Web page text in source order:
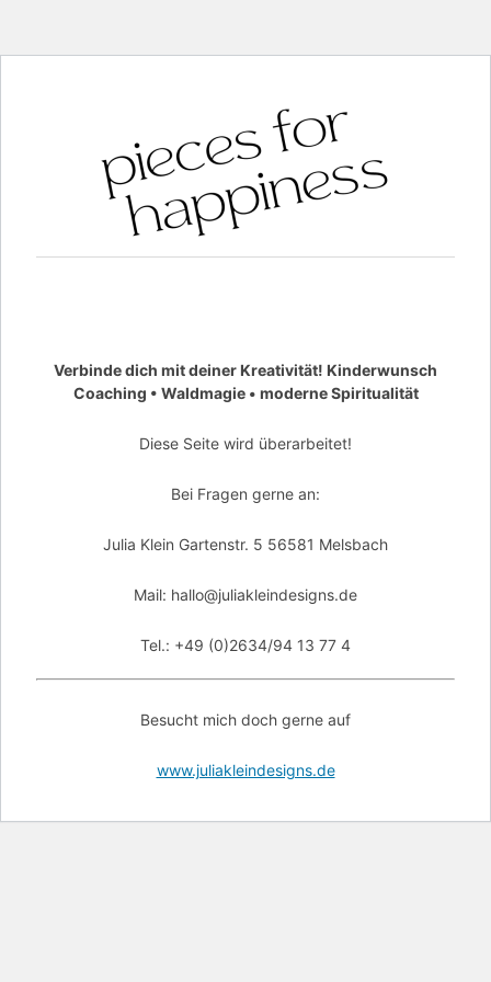
Verbinde dich mit deiner Kreativität! Kinderwunsch
Coaching • Waldmagie • moderne Spiritualität
Diese Seite wird überarbeitet!
Bei Fragen gerne an:
Julia Klein Gartenstr. 5 56581 Melsbach
Mail: hallo@juliakleindesigns.de
Tel.: +49 (0)2634/94 13 77 4
Besucht mich doch gerne auf
www.juliakleindesigns.de